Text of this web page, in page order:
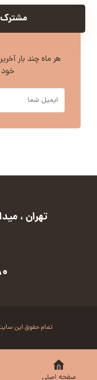
مشترک
هر ماه چند بار
خود
تهران ،
تمام حقوق این
صفحه اصلی